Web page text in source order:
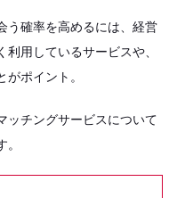
う確率を高めるには、経営
用しているサービスや、
ポイント。
ッチングサービスについて